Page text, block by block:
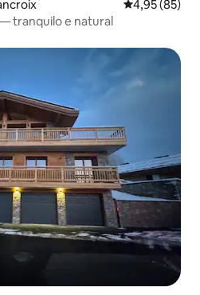
4,95 de uma
4,95 (85)
tranquilo e natural